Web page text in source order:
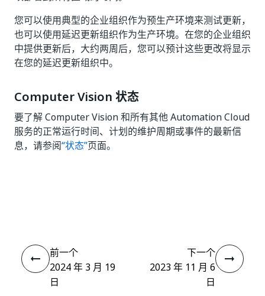
您可以使用典型的企业组织作为预生产环境来测试更新，
也可以使用延迟更新组织作为生产环境。在您的企业组织
中提供更新后，大约两周后，您可以预计这些更改将显示
在您的延迟更新组织中。
Computer Vision 状态
要了解 Computer Vision 和所有其他 Automation Cloud
服务的正常运行时间、计划的维护周期或事件的最新信
息，请参阅“状态”页面。
前一个
2024 年 3 月 19
日
下一个
2023 年 11 月 6
日